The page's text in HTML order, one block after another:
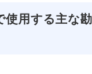
使用する主な